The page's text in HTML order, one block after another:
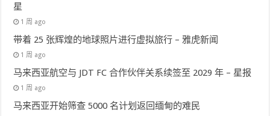
星
1 周 ago
带着 25 张辉煌的地球照片进行虚拟旅行 – 雅虎新闻
1 周 ago
马来西亚航空与 JDT FC 合作伙伴关系续签至 2029 年 – 星报
1 周 ago
马来西亚开始筛查 5000 名计划返回缅甸的难民